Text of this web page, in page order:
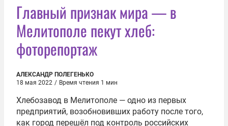
Главный признак мира — в
Мелитополе пекут хлеб:
фоторепортаж
АЛЕКСАНДР ПОЛЕГЕНЬКО
18 мая 2022 / Время чтения 1 мин
Хлебозавод в Мелитополе — одно из первых
предприятий, возобновивших работу после того,
как город перешёл под контроль российских